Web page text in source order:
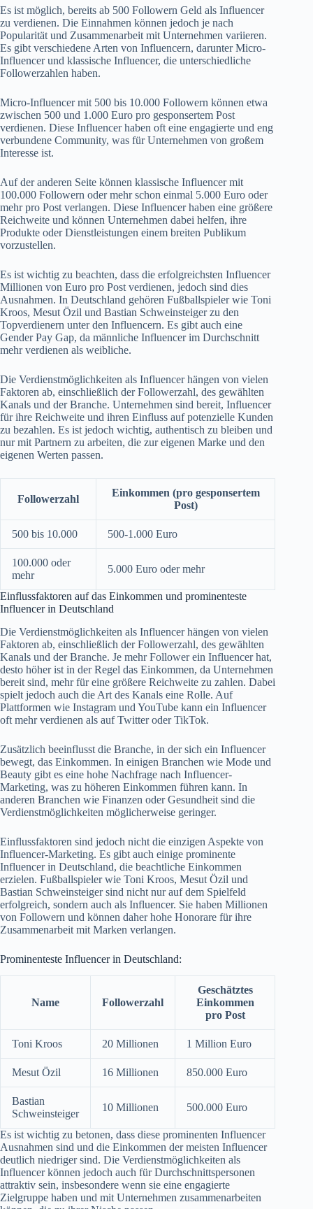
Es ist möglich, bereits ab 500 Followern Geld als Influencer
zu verdienen. Die Einnahmen können jedoch je nach
Popularität und Zusammenarbeit mit Unternehmen variieren.
Es gibt verschiedene Arten von Influencern, darunter Micro-
Influencer und klassische Influencer, die unterschiedliche
Followerzahlen haben.
Micro-Influencer mit 500 bis 10.000 Followern können etwa
zwischen 500 und 1.000 Euro pro gesponsertem Post
verdienen. Diese Influencer haben oft eine engagierte und eng
verbundene Community, was für Unternehmen von großem
Interesse ist.
Auf der anderen Seite können klassische Influencer mit
100.000 Followern oder mehr schon einmal 5.000 Euro oder
mehr pro Post verlangen. Diese Influencer haben eine größere
Reichweite und können Unternehmen dabei helfen, ihre
Produkte oder Dienstleistungen einem breiten Publikum
vorzustellen.
Es ist wichtig zu beachten, dass die erfolgreichsten Influencer
Millionen von Euro pro Post verdienen, jedoch sind dies
Ausnahmen. In Deutschland gehören Fußballspieler wie Toni
Kroos, Mesut Özil und Bastian Schweinsteiger zu den
Topverdienern unter den Influencern. Es gibt auch eine
Gender Pay Gap, da männliche Influencer im Durchschnitt
mehr verdienen als weibliche.
Die Verdienstmöglichkeiten als Influencer hängen von vielen
Faktoren ab, einschließlich der Followerzahl, des gewählten
Kanals und der Branche. Unternehmen sind bereit, Influencer
für ihre Reichweite und ihren Einfluss auf potenzielle Kunden
zu bezahlen. Es ist jedoch wichtig, authentisch zu bleiben und
nur mit Partnern zu arbeiten, die zur eigenen Marke und den
eigenen Werten passen.
Followerzahl
Einkommen (pro gesponsertem
Post)
500 bis 10.000 500-1.000 Euro
100.000 oder
mehr
5.000 Euro oder mehr
Einflussfaktoren auf das Einkommen und prominenteste
Influencer in Deutschland
Die Verdienstmöglichkeiten als Influencer hängen von vielen
Faktoren ab, einschließlich der Followerzahl, des gewählten
Kanals und der Branche. Je mehr Follower ein Influencer hat,
desto höher ist in der Regel das Einkommen, da Unternehmen
bereit sind, mehr für eine größere Reichweite zu zahlen. Dabei
spielt jedoch auch die Art des Kanals eine Rolle. Auf
Plattformen wie Instagram und YouTube kann ein Influencer
oft mehr verdienen als auf Twitter oder TikTok.
Zusätzlich beeinflusst die Branche, in der sich ein Influencer
bewegt, das Einkommen. In einigen Branchen wie Mode und
Beauty gibt es eine hohe Nachfrage nach Influencer-
Marketing, was zu höheren Einkommen führen kann. In
anderen Branchen wie Finanzen oder Gesundheit sind die
Verdienstmöglichkeiten möglicherweise geringer.
Einflussfaktoren sind jedoch nicht die einzigen Aspekte von
Influencer-Marketing. Es gibt auch einige prominente
Influencer in Deutschland, die beachtliche Einkommen
erzielen. Fußballspieler wie Toni Kroos, Mesut Özil und
Bastian Schweinsteiger sind nicht nur auf dem Spielfeld
erfolgreich, sondern auch als Influencer. Sie haben Millionen
von Followern und können daher hohe Honorare für ihre
Zusammenarbeit mit Marken verlangen.
Prominenteste Influencer in Deutschland:
Name Followerzahl
Geschätztes
Einkommen
pro Post
Toni Kroos 20 Millionen 1 Million Euro
Mesut Özil 16 Millionen 850.000 Euro
Bastian
Schweinsteiger
10 Millionen 500.000 Euro
Es ist wichtig zu betonen, dass diese prominenten Influencer
Ausnahmen sind und die Einkommen der meisten Influencer
deutlich niedriger sind. Die Verdienstmöglichkeiten als
Influencer können jedoch auch für Durchschnittspersonen
attraktiv sein, insbesondere wenn sie eine engagierte
Zielgruppe haben und mit Unternehmen zusammenarbeiten